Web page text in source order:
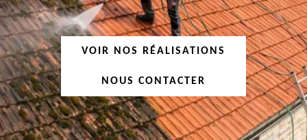
VOIR NOS RÉALISATIONS
NOUS CONTACTER